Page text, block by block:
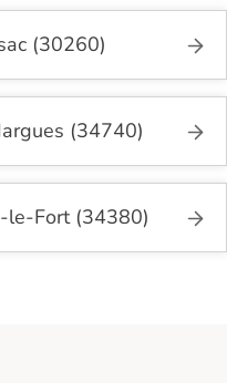
(30260)
(34740)
le-Fort (34380)